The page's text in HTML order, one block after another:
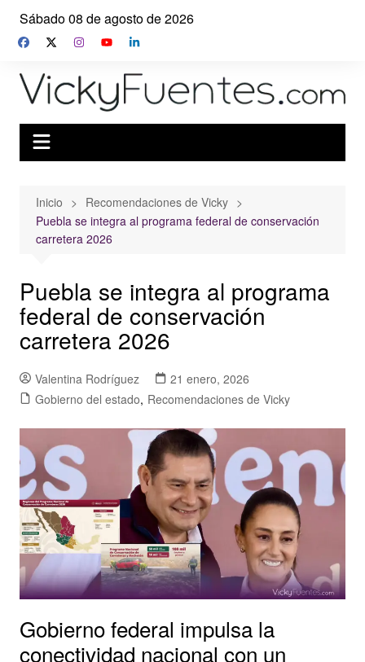
Saltar
contenido
Sábado 08 de agosto de 2026
Inicio
Recomendaciones de Vicky
Puebla se integra al programa federal de conservación
carretera 2026
Puebla se integra al programa
federal de conservación
carretera 2026
Valentina Rodríguez
21 enero, 2026
Gobierno del estado, Recomendaciones de Vicky
Gobierno federal impulsa la
conectividad nacional con un